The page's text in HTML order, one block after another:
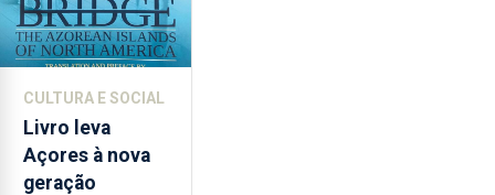
CULTURA E SOCIAL
Livro leva
Açores à nova
geração